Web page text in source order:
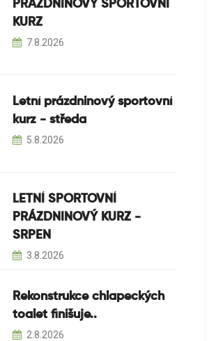
PRÁZDNINOVÝ SPORTOVNÍ
KURZ
7.8.2026
Letní prázdninový sportovní
kurz - středa
5.8.2026
LETNÍ SPORTOVNÍ
PRÁZDNINOVÝ KURZ -
SRPEN
3.8.2026
Rekonstrukce chlapeckých
toalet finišuje..
2.8.2026